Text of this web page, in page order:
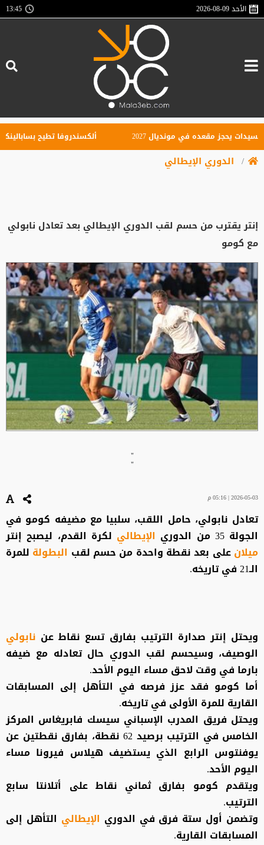
الأحد2026-08-09
13:45
يحجز مقعده في مونديال 2027 ألكسندروفا تطيح بسابالينكا من
الدوري الإيطالي
إنتر يقترب من حسم لقب الدوري الإيطالي بعد تعادل نابولي
مع كومو
"
"
2026-05-03 | 05:16 م
تعادل نابولي، حامل اللقب، سلبيا مع مضيفه كومو في
الجولة 35 من الدوري
الإيطالي لكرة القدم، ليصبح إنتر
ميلانعلى بعد نقطة واحدة من حسم لقب البطولة للمرة
الـ21 في تاريخه.
ويحتل إنتر صدارة ‌الترتيب بفارق تسع نقاط عن نابولي
الوصيف، وسيحسم لقب الدوري حال تعادله مع ضيفه
بارما في وقت لاحق مساء اليوم الأحد.
أما كومو فقد عزز فرصه في التأهل إلى المسابقات
القارية للمرة الأولى في تاريخه.
ويحتل فريق المدرب الإسباني سيسك فابريغاس المركز
الخامس في الترتيب برصيد 62 نقطة، بفارق نقطتين عن
يوفنتوس الرابع الذي يستضيف هيلاس فيرونا مساء
اليوم الأحد.
ويتقدم كومو بفارق ثماني نقاط على أتلانتا سابع
الترتيب.
وتضمن أول ستة فرق في الدوري الإيطالي التأهل إلى
المسابقات القارية.